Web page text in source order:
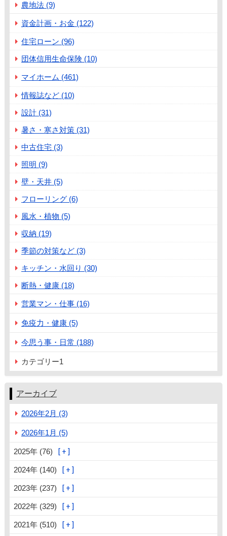
農地法 (9)
資金計画・お金 (122)
住宅ローン (96)
団体信用生命保険 (10)
マイホーム (461)
情報誌など (10)
設計 (31)
暑さ・寒さ対策 (31)
中古住宅 (3)
照明 (9)
壁・天井 (5)
フローリング (6)
風水・植物 (5)
収納 (19)
季節の対策など (3)
キッチン・水回り (30)
断熱・健康 (18)
営業マン・仕事 (16)
免疫力・健康 (5)
今思う事・日常 (188)
カテゴリー1
アーカイブ
2026年2月 (3)
2026年1月 (5)
2025年 (76)
2024年 (140)
2023年 (237)
2022年 (329)
2021年 (510)